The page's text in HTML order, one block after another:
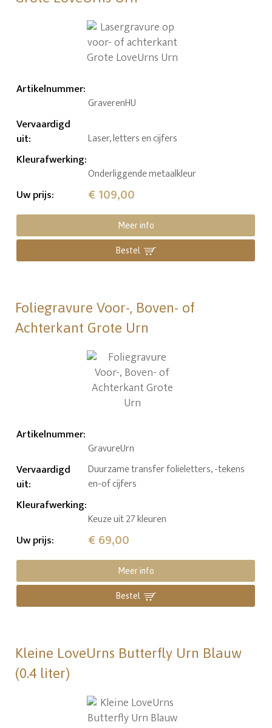
Artikelnummer:
GraverenHU
Vervaardigd
uit: Laser, letters en cijfers
Kleurafwerking:
Onderliggende metaalkleur
Uw prijs: € 109,00
Meer info
Bestel
Foliegravure Voor-, Boven- of
Achterkant Grote Urn
Artikelnummer:
GravureUrn
Vervaardigd
uit:
Duurzame transfer folieletters, -tekens
en-of cijfers
Kleurafwerking:
Keuze uit 27 kleuren
Uw prijs: € 69,00
Meer info
Bestel
Kleine LoveUrns Butterfly Urn Blauw
(0.4 liter)